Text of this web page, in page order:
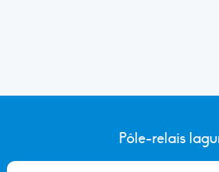
Pôle-relais